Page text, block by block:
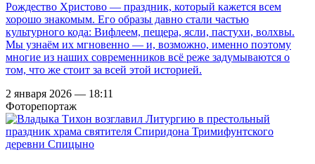
Рождество Христово — праздник, который кажется всем
хорошо знакомым. Его образы давно стали частью
культурного кода: Вифлеем, пещера, ясли, пастухи, волхвы.
Мы узнаём их мгновенно — и, возможно, именно поэтому
многие из наших современников всё реже задумываются о
том, что же стоит за всей этой историей.
2 января 2026 — 18:11
Фоторепортаж